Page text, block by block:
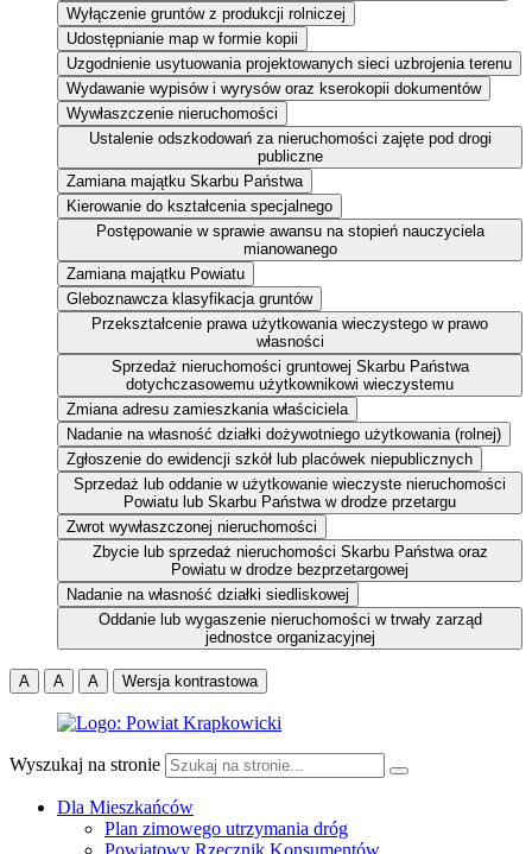
Wyłączenie gruntów z produkcji rolniczej
Udostępnianie map w formie kopii
Uzgodnienie usytuowania projektowanych sieci uzbrojenia terenu
Wydawanie wypisów i wyrysów oraz kserokopii dokumentów
Wywłaszczenie nieruchomości
Ustalenie odszkodowań za nieruchomości zajęte pod drogi
publiczne
Zamiana majątku Skarbu Państwa
Kierowanie do kształcenia specjalnego
Postępowanie w sprawie awansu na stopień nauczyciela
mianowanego
Zamiana majątku Powiatu
Gleboznawcza klasyfikacja gruntów
Przekształcenie prawa użytkowania wieczystego w prawo
własności
Sprzedaż nieruchomości gruntowej Skarbu Państwa
dotychczasowemu użytkownikowi wieczystemu
Zmiana adresu zamieszkania właściciela
Nadanie na własność działki dożywotniego użytkowania (rolnej)
Zgłoszenie do ewidencji szkół lub placówek niepublicznych
Sprzedaż lub oddanie w użytkowanie wieczyste nieruchomości
Powiatu lub Skarbu Państwa w drodze przetargu
Zwrot wywłaszczonej nieruchomości
Zbycie lub sprzedaż nieruchomości Skarbu Państwa oraz
Powiatu w drodze bezprzetargowej
Nadanie na własność działki siedliskowej
Oddanie lub wygaszenie nieruchomości w trwały zarząd
jednostce organizacyjnej
A A A Wersja kontrastowa
Wyszukaj na stronie
Dla Mieszkańców
Plan zimowego utrzymania dróg